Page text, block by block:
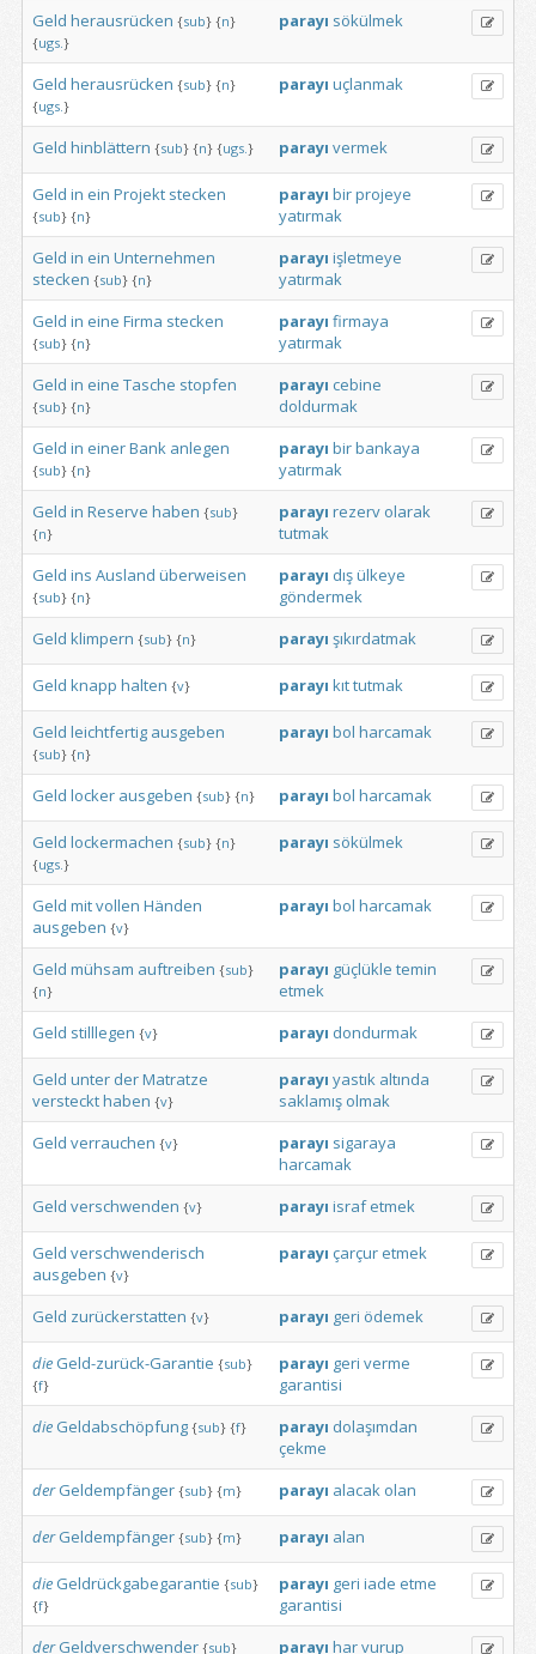
Geld herausrücken {sub} {n}
{ugs.}
parayı sökülmek
Geld herausrücken {sub} {n}
{ugs.}
parayı uçlanmak
Geld hinblättern {sub} {n} {ugs.} parayı vermek
Geld in ein Projekt stecken
{sub} {n}
parayı birprojeye
yatırmak
Geld in ein Unternehmen
stecken {sub} {n}
parayı işletmeye
yatırmak
Geld in eine Firma stecken
{sub} {n}
parayı firmaya
yatırmak
Geld in eine Tasche stopfen
{sub} {n}
parayı cebine
doldurmak
Geld in einerBank anlegen
{sub} {n}
parayı birbankaya
yatırmak
Geld in Reserve haben {sub}
{n}
parayı rezerv olarak
tutmak
Geld ins Ausland überweisen
{sub} {n}
parayı dışülkeye
göndermek
Geld klimpern {sub} {n} parayı şıkırdatmak
Geld knapp halten {v} parayı kıttutmak
Geld leichtfertig ausgeben
{sub} {n}
parayı bol harcamak
Geld locker ausgeben {sub} {n} parayı bol harcamak
Geld lockermachen {sub} {n}
{ugs.}
parayı sökülmek
Geld mitvollen Händen
ausgeben {v}
parayı bol harcamak
Geld mühsam auftreiben {sub}
{n}
parayı güçlükle temin
etmek
Geld stilllegen {v} parayı dondurmak
Geld unter derMatratze
versteckthaben {v}
parayı yastık altında
saklamış olmak
Geld verrauchen {v} parayı sigaraya
harcamak
Geld verschwenden {v} parayı israf etmek
Geld verschwenderisch
ausgeben {v}
parayı çarçur etmek
Geld zurückerstatten {v} parayı geri ödemek
die Geld-zurück-Garantie {sub}
{f}
parayı geri verme
garantisi
die Geldabschöpfung {sub} {f} parayı dolaşımdan
çekme
der Geldempfänger {sub} {m} parayı alacak olan
der Geldempfänger {sub} {m} parayı alan
die Geldrückgabegarantie {sub}
{f}
parayı geri iade etme
garantisi
der Geldverschwender {sub} parayı harvurup